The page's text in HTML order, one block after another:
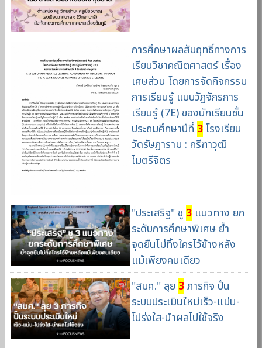
การศึกษาผลสัมฤทธิ์ทางการ
เรียนวิชาคณิตศาสตร์ เรื่อง
เศษส่วน โดยการจัดกิจกรรม
การเรียนรู้ แบบวัฏจักรการ
เรียนรู้ (7E) ของนักเรียนชั้น
ประถมศึกษาปีที่ 3โรงเรียน
วัดรัษฎาราม : กรีฑาวุฒิ
ไมตรีจิตร
"ประเสริฐ" ชู 3แนวทาง ยก
ระดับการศึกษาพิเศษ ย้ำ
จุดยืนไม่ทิ้งใครไว้ข้างหลัง
แม้เพียงคนเดียว
"สมศ." ลุย 3ภารกิจ ปั้น
ระบบประเมินใหม่เร็ว-แม่น-
โปร่งใส-นำผลไปใช้จริง